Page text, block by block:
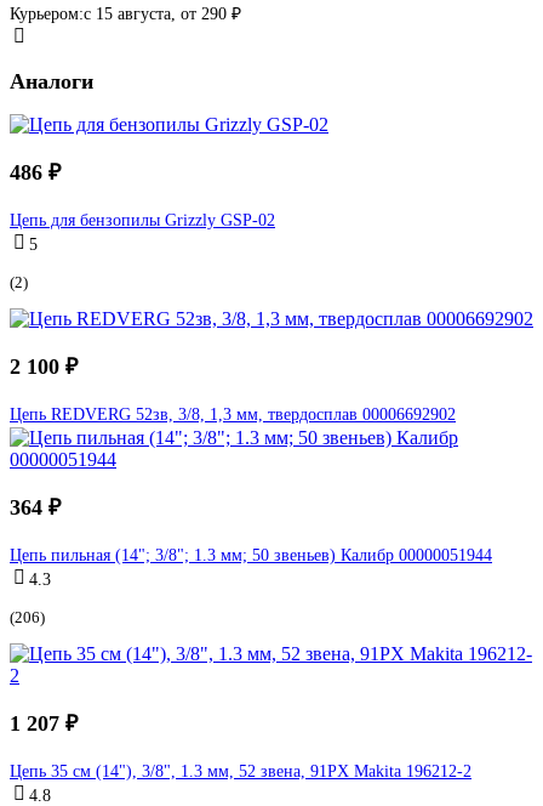
Курьером:c 15 августа, от 290 ₽
Аналоги
486 ₽
Цепь для бензопилы Grizzly GSP-02
5
(2)
2 100 ₽
Цепь REDVERG 52зв, 3/8, 1,3 мм, твердосплав 00006692902
364 ₽
Цепь пильная (14"; 3/8"; 1.3 мм; 50 звеньев) Калибр 00000051944
4.3
(206)
1 207 ₽
Цепь 35 см (14"), 3/8", 1.3 мм, 52 звена, 91PX Makita 196212-2
4.8